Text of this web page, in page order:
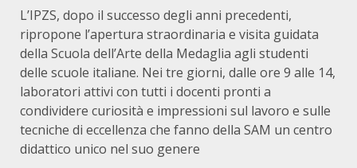
L’IPZS, dopo il successo degli anni precedenti,
ripropone l’apertura straordinaria e visita guidata
della Scuola dell’Arte della Medaglia agli studenti
delle scuole italiane. Nei tre giorni, dalle ore 9 alle 14,
laboratori attivi con tutti i docenti pronti a
condividere curiosità e impressioni sul lavoro e sulle
tecniche di eccellenza che fanno della SAM un centro
didattico unico nel suo genere